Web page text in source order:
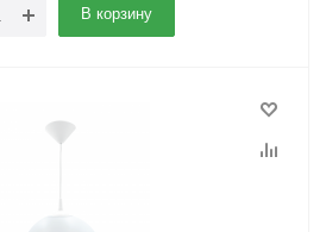
В корзину